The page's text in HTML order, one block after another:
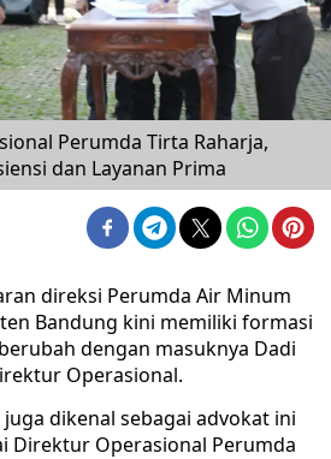
Perumda Tirta Raharja,
dan Layanan Prima
direksi Perumda Air Minum
Bandung kini memiliki formasi
dengan masuknya Dadi
Operasional.
dikenal sebagai advokat ini
Direktur Operasional Perumda